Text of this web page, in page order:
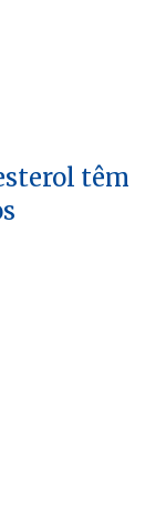
têm